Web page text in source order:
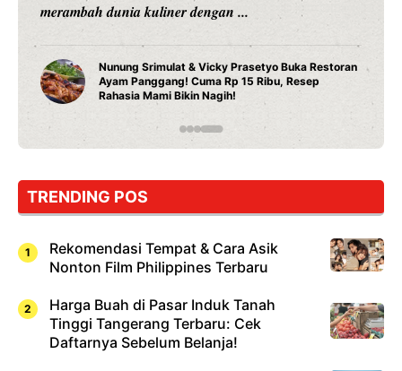
merambah dunia kuliner dengan ...
Nunung Srimulat & Vicky Prasetyo Buka Restoran
Ayam Panggang! Cuma Rp 15 Ribu, Resep
Rahasia Mami Bikin Nagih!
TRENDING POS
Rekomendasi Tempat & Cara Asik
Nonton Film Philippines Terbaru
Harga Buah di Pasar Induk Tanah
Tinggi Tangerang Terbaru: Cek
Daftarnya Sebelum Belanja!